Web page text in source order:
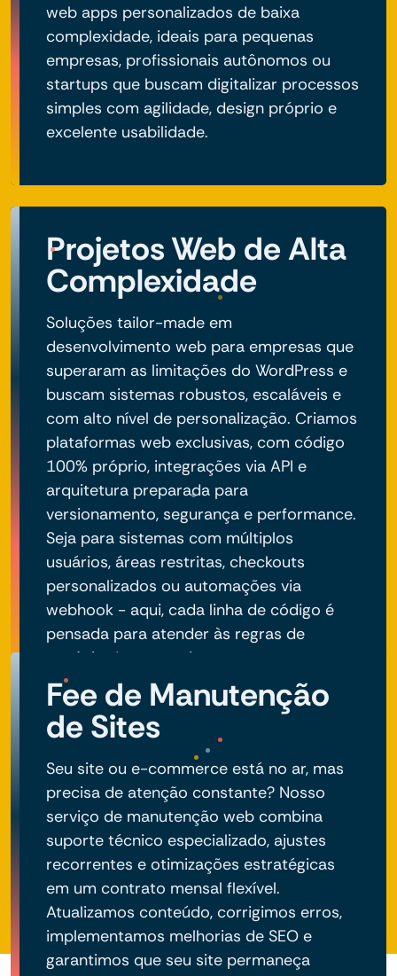
web apps personalizados de baixa
complexidade, ideais para pequenas
empresas, profissionais autônomos ou
startups que buscam digitalizar processos
simples com agilidade, design próprio e
excelente usabilidade.
Projetos Web de Alta
Complexidade
Soluções tailor-made em
desenvolvimento web para empresas que
superaram as limitações do WordPress e
buscam sistemas robustos, escaláveis e
com alto nível de personalização. Criamos
plataformas web exclusivas, com código
100% próprio, integrações via API e
arquitetura preparada para
versionamento, segurança e performance.
Seja para sistemas com múltiplos
usuários, áreas restritas, checkouts
personalizados ou automações via
webhook - aqui, cada linha de código é
pensada para atender às regras de
negócio do seu projeto.
Fee de Manutenção
de Sites
Seu site ou e-commerce está no ar, mas
precisa de atenção constante? Nosso
serviço de manutenção web combina
suporte técnico especializado, ajustes
recorrentes e otimizações estratégicas
em um contrato mensal flexível.
Atualizamos conteúdo, corrigimos erros,
implementamos melhorias de SEO e
garantimos que seu site permaneça